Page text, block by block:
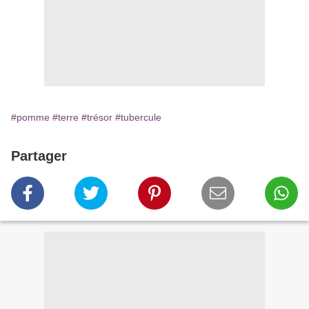
#pomme #terre #trésor #tubercule
Partager